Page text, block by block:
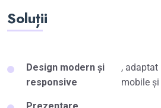
Soluții
Design modern și
responsive
,
mobile